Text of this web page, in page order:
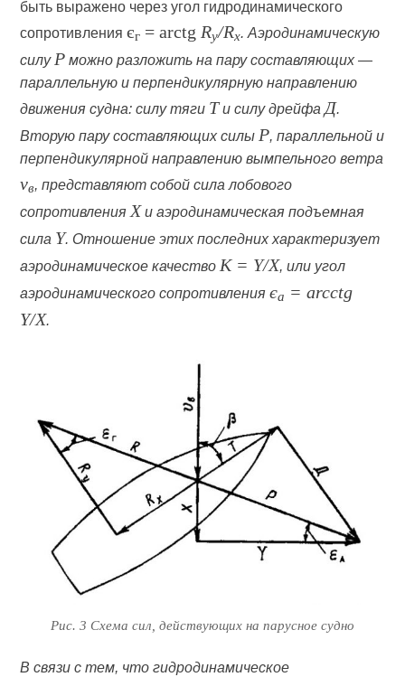
быть выражено через угол гидродинамического
сопротивленияєг = arctg Ry/Rx. Аэродинамическую
силу P можно разложить на пару составляющих —
параллельную и перпендикулярную направлению
движения судна: силу тяги Tи силу дрейфа Д.
Вторую пару составляющих силы P, параллельной и
перпендикулярной направлению вымпельного ветра
vв, представляют собой сила лобового
сопротивления X и аэродинамическая подъемная
сила Y. Отношение этих последних характеризует
аэродинамическое качество K = Y/X, или угол
аэродинамического сопротивленияєa = arcctg
Y/X.
Рис. 3 Схема сил, действующих на парусное судно
В связи с тем, что гидродинамическое